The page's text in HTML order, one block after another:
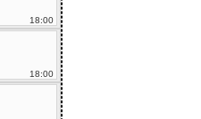
18:00
18:00